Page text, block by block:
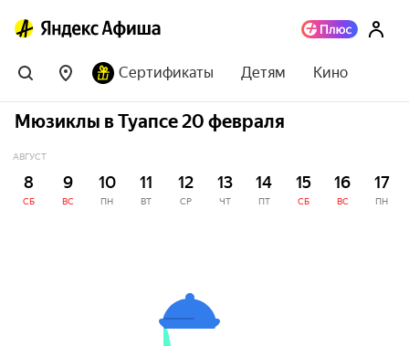
Сертификаты Детям Кино
Мюзиклы в Туапсе 20 февраля
АВГУСТ
8
СБ
9
ВС
10
ПН
11
ВТ
12
СР
13
ЧТ
14
ПТ
15
СБ
16
ВС
17
ПН